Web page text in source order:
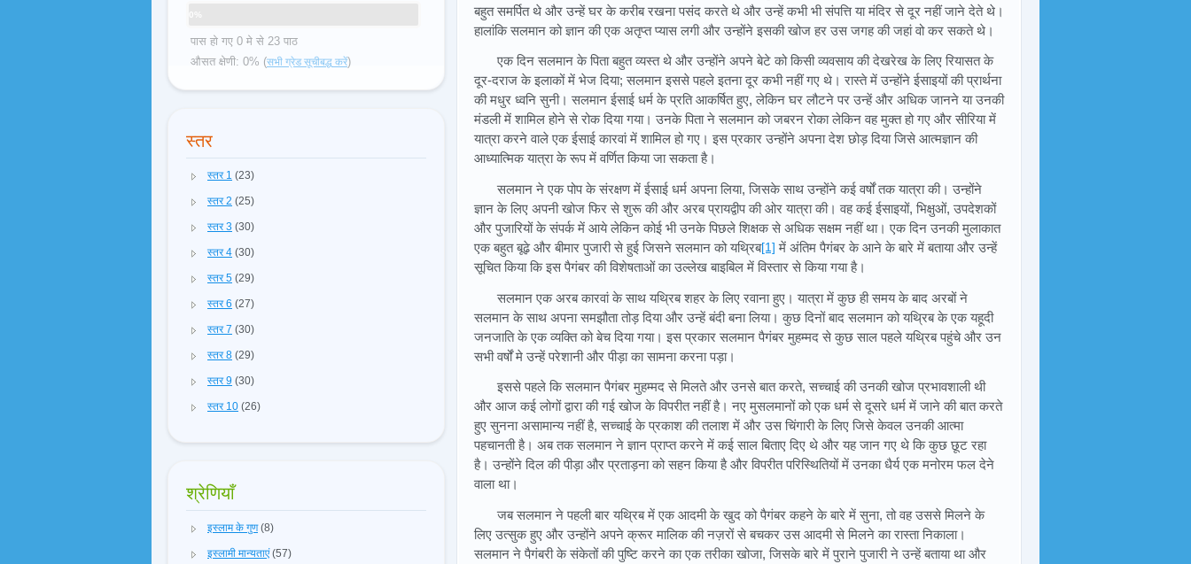
0%
पास हो गए 0 मे से 23 पाठ
औसत क्षेणी: 0% (सभी ग्रेड सूचीबद्ध करें)
स्तर
स्तर 1 (23)
स्तर 2 (25)
स्तर 3 (30)
स्तर 4 (30)
स्तर 5 (29)
स्तर 6 (27)
स्तर 7 (30)
स्तर 8 (29)
स्तर 9 (30)
स्तर 10 (26)
श्रेणियाँ
इस्लाम के गुण (8)
इस्लामी मान्यताएं (57)
बहुत समर्पित थे और उन्हें घर के करीब रखना पसंद करते थे और उन्हें कभी भी संपत्ति या मंदिर से दूर नहीं जाने देते थे।
हालांकि सलमान को ज्ञान की एक अतृप्त प्यास लगी और उन्होंने इसकी खोज हर उस जगह की जहां वो कर सकते थे।
एक दिन सलमान के पिता बहुत व्यस्त थे और उन्होंने अपने बेटे को किसी व्यवसाय की देखरेख के लिए रियासत के
दूर-दराज के इलाकों में भेज दिया; सलमान इससे पहले इतना दूर कभी नहीं गए थे। रास्ते में उन्होंने ईसाइयों की प्रार्थना
की मधुर ध्वनि सुनी। सलमान ईसाई धर्म के प्रति आकर्षित हुए, लेकिन घर लौटने पर उन्हें और अधिक जानने या उनकी
मंडली में शामिल होने से रोक दिया गया। उनके पिता ने सलमान को जबरन रोका लेकिन वह मुक्त हो गए और सीरिया में
यात्रा करने वाले एक ईसाई कारवां में शामिल हो गए। इस प्रकार उन्होंने अपना देश छोड़ दिया जिसे आत्मज्ञान की
आध्यात्मिक यात्रा के रूप में वर्णित किया जा सकता है।
सलमान ने एक पोप के संरक्षण में ईसाई धर्म अपना लिया, जिसके साथ उन्होंने कई वर्षों तक यात्रा की। उन्होंने
ज्ञान के लिए अपनी खोज फिर से शुरू की और अरब प्रायद्वीप की ओर यात्रा की। वह कई ईसाइयों, भिक्षुओं, उपदेशकों
और पुजारियों के संपर्क में आये लेकिन कोई भी उनके पिछले शिक्षक से अधिक सक्षम नहीं था। एक दिन उनकी मुलाकात
एक बहुत बूढ़े और बीमार पुजारी से हुई जिसने सलमान को यथ्रिब[1] में अंतिम पैगंबर के आने के बारे में बताया और उन्हें
सूचित किया कि इस पैगंबर की विशेषताओं का उल्लेख बाइबिल में विस्तार से किया गया है।
सलमान एक अरब कारवां के साथ यथ्रिब शहर के लिए रवाना हुए। यात्रा में कुछ ही समय के बाद अरबों ने
सलमान के साथ अपना समझौता तोड़ दिया और उन्हें बंदी बना लिया। कुछ दिनों बाद सलमान को यथ्रिब के एक यहूदी
जनजाति के एक व्यक्ति को बेच दिया गया। इस प्रकार सलमान पैगंबर मुहम्मद से कुछ साल पहले यथ्रिब पहुंचे और उन
सभी वर्षों मे उन्हें परेशानी और पीड़ा का सामना करना पड़ा।
इससे पहले कि सलमान पैगंबर मुहम्मद से मिलते और उनसे बात करते, सच्चाई की उनकी खोज प्रभावशाली थी
और आज कई लोगों द्वारा की गई खोज के विपरीत नहीं है। नए मुसलमानों को एक धर्म से दूसरे धर्म में जाने की बात करते
हुए सुनना असामान्य नहीं है, सच्चाई के प्रकाश की तलाश में और उस चिंगारी के लिए जिसे केवल उनकी आत्मा
पहचानती है। अब तक सलमान ने ज्ञान प्राप्त करने में कई साल बिताए दिए थे और यह जान गए थे कि कुछ छूट रहा
है। उन्होंने दिल की पीड़ा और प्रताड़ना को सहन किया है और विपरीत परिस्थितियों में उनका धैर्य एक मनोरम फल देने
वाला था।
जब सलमान ने पहली बार यथ्रिब में एक आदमी के खुद को पैगंबर कहने के बारे में सुना, तो वह उससे मिलने के
लिए उत्सुक हुए और उन्होंने अपने क्रूर मालिक की नज़रों से बचकर उस आदमी से मिलने का रास्ता निकाला।
सलमान ने पैगंबरी के संकेतों की पुष्टि करने का एक तरीका खोजा, जिसके बारे में पुराने पुजारी ने उन्हें बताया था और